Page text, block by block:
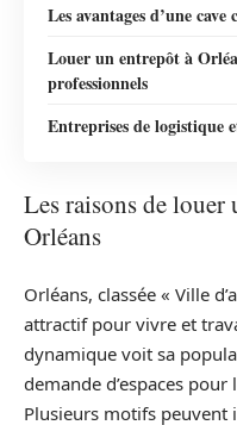
Les avantages d’une
Louer un entrepôt à
professionnels
Entreprises de logistique
Les raisons de louer
Orléans
Orléans, classée « Ville
attractif pour vivre et
dynamique voit sa
demande d’espaces pour
Plusieurs motifs